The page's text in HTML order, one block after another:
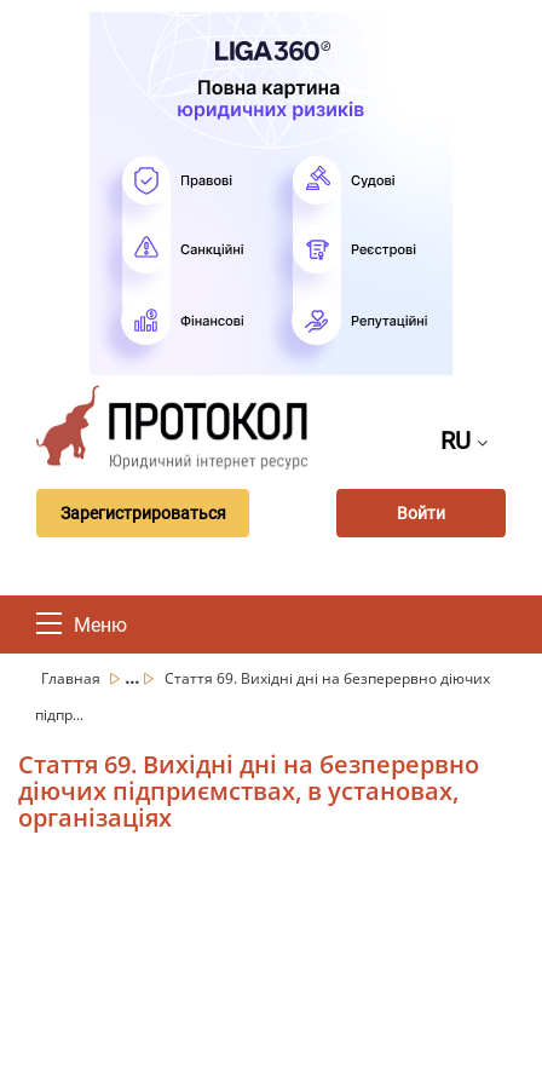
RU
Зарегистрироваться Войти
Меню
Главная ...
Стаття 69. Вихідні дні на безперервно діючих
підпр...
Стаття 69. Вихідні дні на безперервно
діючих підприємствах, в установах,
організаціях